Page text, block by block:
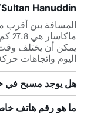
Sultan Hanuddin؟
يمكن أن يختلف وقت
اليوم واتجاهات
هل يوجد مسبح في
ما هو رقم هاتف